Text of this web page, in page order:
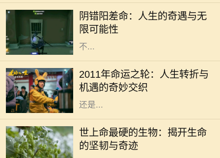
阴错阳差命：人生的奇遇与无
限可能性
经历一些看似偶然，却又出人意料的
经历。阴错阳差命，这一概念源于生
活中那些出乎意料的巧合和误解，它
不...
2011年命运之轮：人生转折与
机遇的奇妙交织
2011年是一个充满变数和机遇的年
份。在这一年，许多人都经历了巨大
的变化，生活的轨迹可能因此而完全
不同。这一年，无论是从事业的发展
还是...
世上命最硬的生物：揭开生命
的坚韧与奇迹
在这个广袤无垠的地球上，生命的形
态千差万别，有些生物如繁星般绚丽
多彩，而有些则隐藏在隐秘的角落，
展现出惊人的生存能力。科学家们为